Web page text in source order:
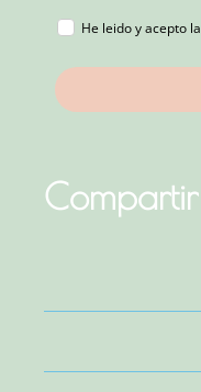
He leido y acepto la
Compartir